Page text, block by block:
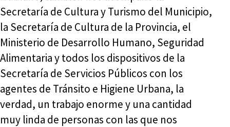
Secretaría de Cultura y Turismo del Municipio,
la Secretaría de Cultura de la Provincia, el
Ministerio de Desarrollo Humano, Seguridad
Alimentaria y todos los dispositivos de la
Secretaría de Servicios Públicos con los
agentes de Tránsito e Higiene Urbana, la
verdad, un trabajo enorme y una cantidad
muy linda de personas con las que nos